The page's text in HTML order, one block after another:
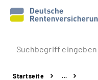
Prävention
Startseite
…